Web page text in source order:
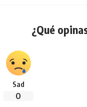
¿Qué
Sad
0